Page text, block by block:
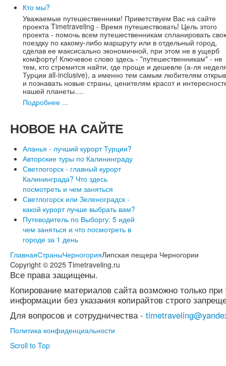
Кто мы?
Уважаемые путешественники! Приветствуем Вас на сайте
проекта Timetraveling - Время путешествовать! Цель этого
проекта - помочь всем путешественникам спланировать
поездку по какому-либо маршруту или в отдельный город,
сделав ее максисально экономичной, при этом не в ущерб
комфорту! Ключевое слово здесь - "путешественникам" - не
тем, кто стремится найти, где проще и дешевле (а-ля
Турции all-inclusive), а именно тем самым любителям
и познавать новые страны, ценителям красот и
нашей планеты.…
Подробнее ...
НОВОЕ НА САЙТЕ
Аланья - лучший курорт Турции?
Авторские туры по Калининграду
Светлогорск - главный курорт
Калининграда? Что здесь
посмотреть и чем заняться
Светлогорск или Зеленоградск -
какой курорт лучше выбрать вам?
Путеводитель по Выборгу: 5 идей
чем заняться и что посмотреть в
городе за 1 день
ГлавнаяСтраныЧерногорияЛипская пещера Черногории
Copyright © 2025 Timetraveling.ru
Все права защищены.
Копирование материалов сайта возможно только
информации без указания копирайтов строго
Для вопросов и сотрудничества -
Политика конфиденциальности
Scroll to Top